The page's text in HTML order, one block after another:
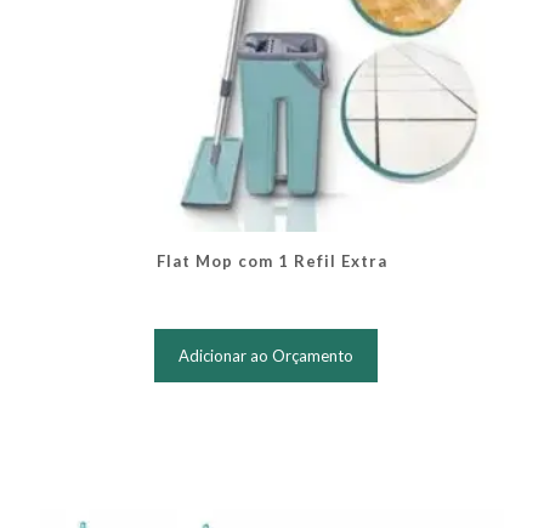
Flat Mop com 1 Refil Extra
Adicionar ao Orçamento